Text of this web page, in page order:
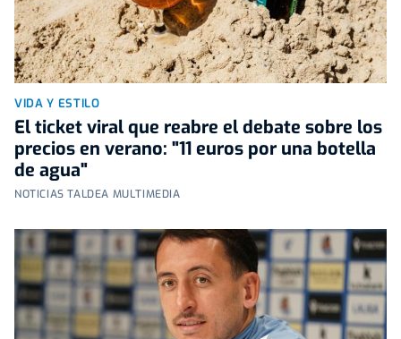
VIDA Y ESTILO
El ticket viral que reabre el debate sobre los
precios en verano: "11 euros por una botella
de agua"
NOTICIAS TALDEA MULTIMEDIA